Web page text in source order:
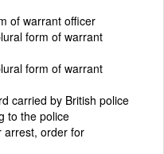
of warrant officer
form of warrant
form of warrant
carried by British police
to the police
arrest, order for